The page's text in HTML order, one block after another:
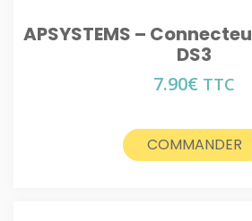
APSYSTEMS –
DS3
7.90€ TTC
COMMANDER